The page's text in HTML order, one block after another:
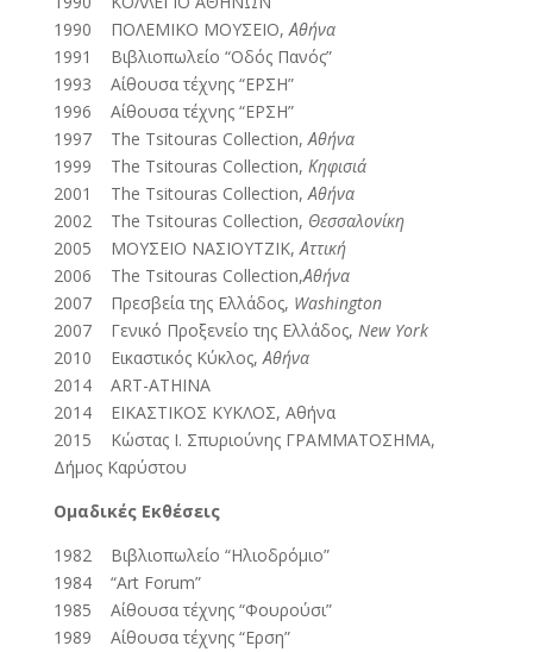
1990 ΠΟΛΕΜΙΚΟ ΜΟΥΣΕΙΟ,Αθήνα
1991 Βιβλιοπωλείο “Οδός Πανός”
1993 Αίθουσα τέχνης “ΕΡΣΗ”
1996 Αίθουσα τέχνης “ΕΡΣΗ”
1997 The Tsitouras Collection,Αθήνα
1999 The Tsitouras Collection, Κηφισιά
2001 The Tsitouras Collection,Αθήνα
2002 The Tsitouras Collection, Θεσσαλονίκη
2005 ΜΟΥΣΕΙΟ ΝΑΣΙΟΥΤΖΙΚ,Αττική
2006 The Tsitouras Collection,Αθήνα
2007 Πρεσβεία της Ελλάδος, Washington
2007 Γενικό Προξενείο της Ελλάδος, New York
2010 Εικαστικός Κύκλος,Αθήνα
2014 ART-ATHINA
2014 ΕΙΚΑΣΤΙΚΟΣ ΚΥΚΛΟΣ, Αθήνα
2015 Κώστας Ι. Σπυριούνης ΓΡΑΜΜΑΤΟΣΗΜΑ,
Δήμος Καρύστου
Ομαδικές Εκθέσεις
1982 Βιβλιοπωλείο “Ηλιοδρόμιο”
1984 “Art Forum”
1985 Αίθουσα τέχνης “Φουρούσι”
1989 Αίθουσα τέχνης “Ερση”